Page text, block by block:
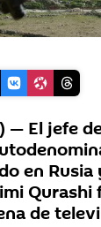
— El jefe
en
Qurashi
de